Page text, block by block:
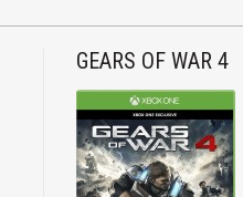
GEARS OF WAR 4